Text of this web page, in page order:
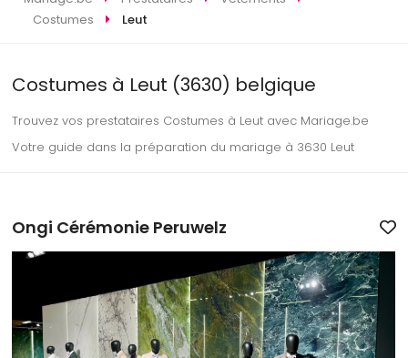
Costumes
Leut
Costumes à Leut (3630) belgique
Trouvez vos prestataires Costumes à Leut avec Mariage.be
Votre guide dans la préparation du mariage à 3630 Leut
Ongi Cérémonie Peruwelz